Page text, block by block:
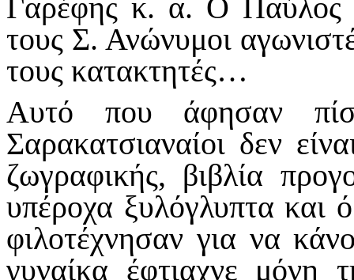
Γαρέφης κ. α. Ο Παύλος
τους Σ. Ανώνυμοι
τους κατακτητές…
Αυτό που άφησαν
Σαρακατσιαναίοι δεν
ζωγραφικής, βιβλία
υπέροχα ξυλόγλυπτα και
φιλοτέχνησαν για να
γυναίκα έφτιαχνε μόνη